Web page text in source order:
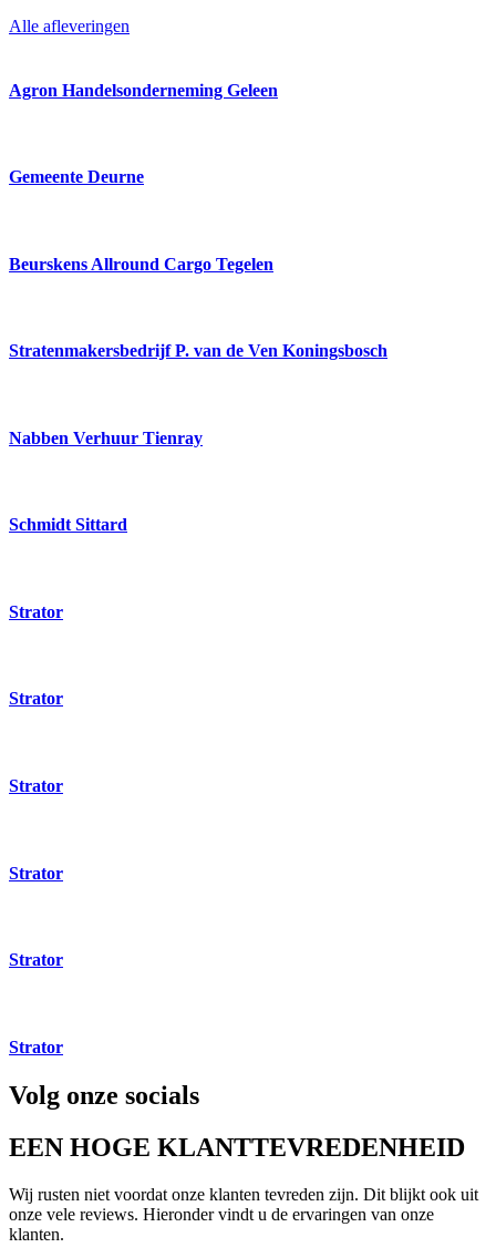
Alle afleveringen
Agron Handelsonderneming Geleen
Gemeente Deurne
Beurskens Allround Cargo Tegelen
Stratenmakersbedrijf P. van de Ven Koningsbosch
Nabben Verhuur Tienray
Schmidt Sittard
Strator
Strator
Strator
Strator
Strator
Strator
Volg onze socials
EEN HOGE KLANTTEVREDENHEID
Wij rusten niet voordat onze klanten tevreden zijn. Dit blijkt ook uit
onze vele reviews. Hieronder vindt u de ervaringen van onze
klanten.